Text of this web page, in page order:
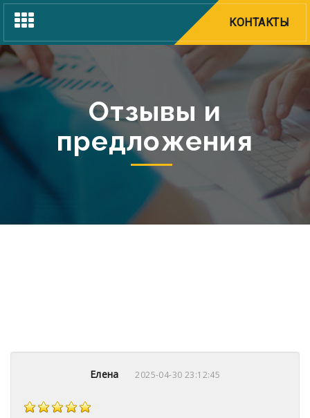
Toggle
navigation
КОНТАКТЫ
Отзывы и
предложения
Елена 2025-04-30 23:12:45